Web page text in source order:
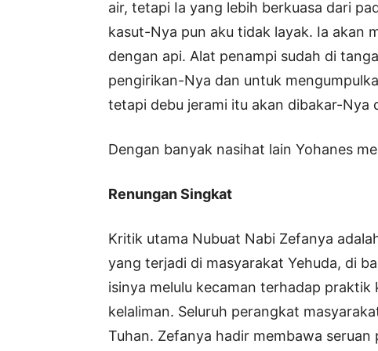
air, tetapi Ia yang lebih berkuasa dari
kasut-Nya pun aku tidak layak. Ia akan
dengan api. Alat penampi sudah di
pengirikan-Nya dan untuk
tetapi debu jerami itu akan dibakar-Nya
Dengan banyak nasihat lain Yohanes
Renungan Singkat
Kritik utama Nubuat Nabi Zefanya
yang terjadi di masyarakat Yehuda, di
isinya melulu kecaman terhadap
kelaliman. Seluruh perangkat
Tuhan. Zefanya hadir membawa